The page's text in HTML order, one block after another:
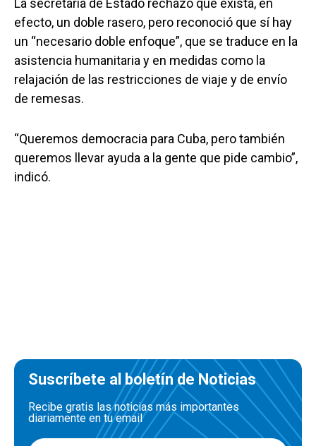
La secretaria de Estado rechazó que exista, en
efecto, un doble rasero, pero reconoció que sí hay
un “necesario doble enfoque”, que se traduce en la
asistencia humanitaria y en medidas como la
relajación de las restricciones de viaje y de envío
de remesas.
“Queremos democracia para Cuba, pero también
queremos llevar ayuda a la gente que pide cambio”,
indicó.
Suscríbete al boletín de Noticias
Recibe gratis las noticias más importantes
diariamente en tu email